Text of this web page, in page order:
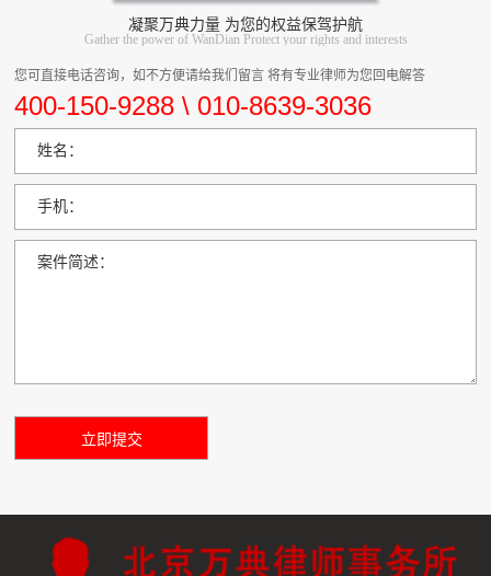
凝聚万典力量 为您的权益保驾护航
Gather the power of WanDian Protect your rights and interests
您可直接电话咨询，如不方便请给我们留言 将有专业律师为您回电解答
400-150-9288 \ 010-8639-3036
姓名：
手机：
案件简述：